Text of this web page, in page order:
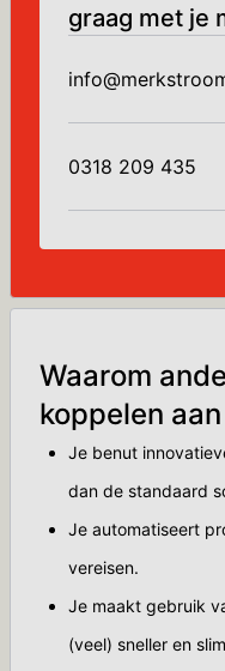
graag met je
0318 209 435
Waarom
koppelen aan
Je benut
dan de standaard
Je automatiseert
vereisen.
Je maakt gebruik
(veel) sneller en